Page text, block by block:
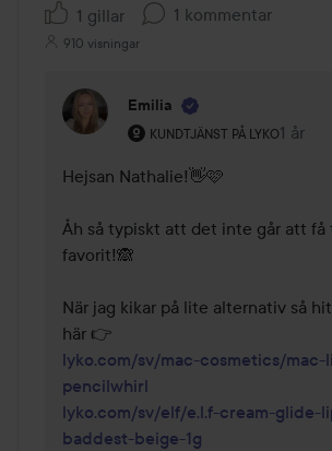
1 gillar
1 kommentar
910 visningar
Emilia
KUNDTJÄNST PÅ LYKO
Användarens roll: 1 år
Hejsan Nathalie!👋🩷
Åh så typiskt att det inte går att få
favorit!🙈
När jag kikar på lite alternativ så
lyko.com/sv/mac-cosmetics/mac-
pencilwhirl
lyko.com/sv/elf/e.l.f-cream-glide-
baddest-beige-1g